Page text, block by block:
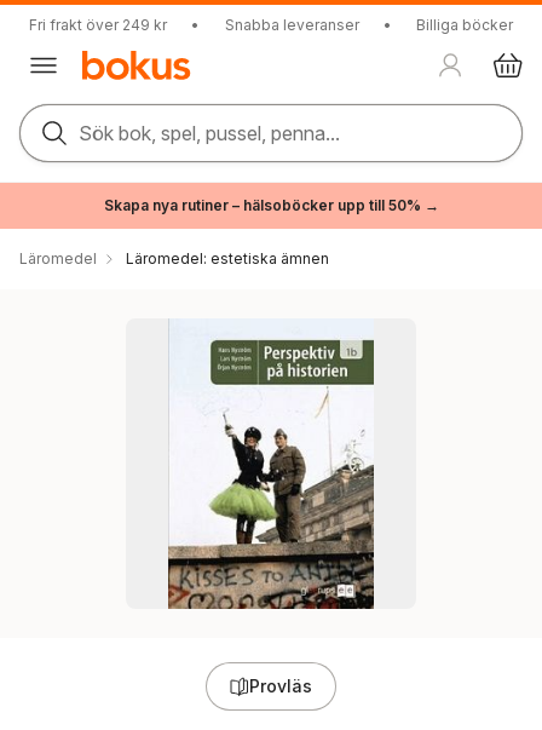
Fri frakt över 249 kr • Snabba leveranser • Billiga böcker
Sök bok, spel, pussel, penna...
Skapa nya rutiner – hälsoböcker upp till 50% →
Läromedel Läromedel: estetiska ämnen
Provläs